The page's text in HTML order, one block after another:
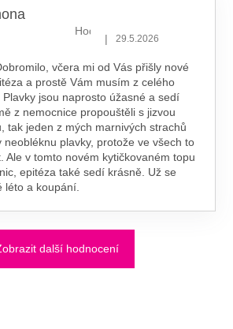
Hodnocení obchodu je 5 z 5
| 29.5.2026
včera mi od Vás přišly nové
a prostě Vám musím z celého
jsou naprosto úžasné a sedí
z nemocnice propouštěli s jizvou
tak jeden z mých marnivých strachů
neobléknu plavky, protože ve všech to
Ale v tomto novém kytičkovaném topu
epitéza také sedí krásně. Už se
léto a koupání.
další hodnocení